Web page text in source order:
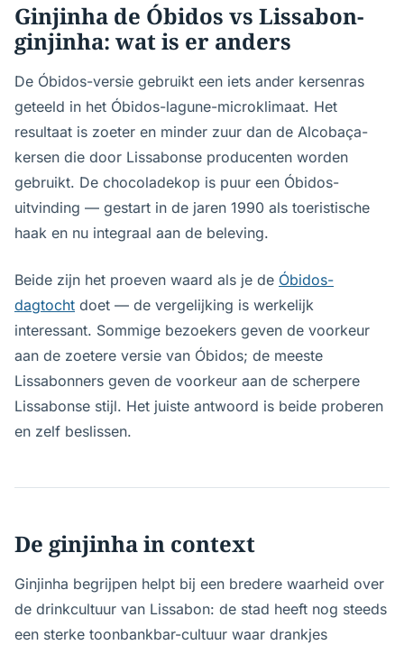
Ginjinha de Óbidos vs Lissabon-
ginjinha: wat is er anders
De Óbidos-versie gebruikt een iets ander kersenras
geteeld in het Óbidos-lagune-microklimaat. Het
resultaat is zoeter en minder zuur dan de Alcobaça-
kersen die door Lissabonse producenten worden
gebruikt. De chocoladekop is puur een Óbidos-
uitvinding — gestart in de jaren 1990 als toeristische
haak en nu integraal aan de beleving.
Beide zijn het proeven waard als je de Óbidos-
dagtocht doet — de vergelijking is werkelijk
interessant. Sommige bezoekers geven de voorkeur
aan de zoetere versie van Óbidos; de meeste
Lissabonners geven de voorkeur aan de scherpere
Lissabonse stijl. Het juiste antwoord is beide proberen
en zelf beslissen.
De ginjinha in context
Ginjinha begrijpen helpt bij een bredere waarheid over
de drinkcultuur van Lissabon: de stad heeft nog steeds
een sterke toonbankbar-cultuur waar drankjes